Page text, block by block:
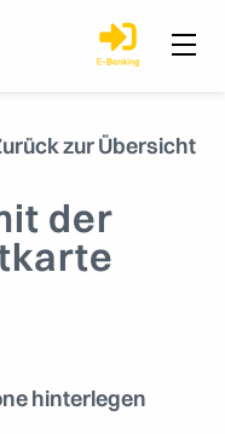
zur Übersicht
der
hinterlegen